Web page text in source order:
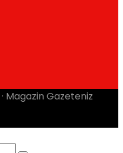
· Magazin Gazeteniz